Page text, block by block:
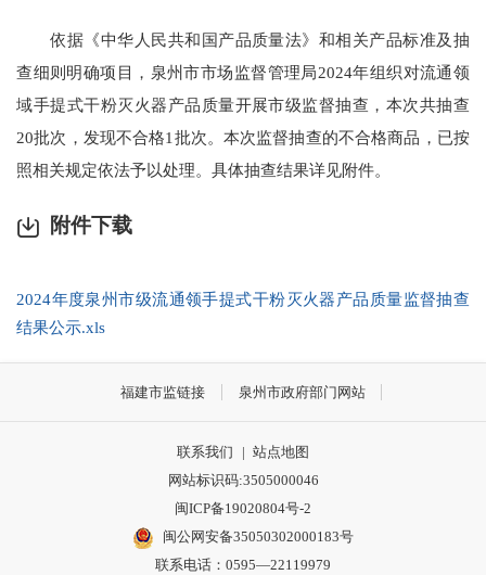
依据《中华人民共和国产品质量法》和相关产品标准及抽
查细则明确项目，泉州市市场监督管理局2024年组织对流通领
域手提式干粉灭火器产品质量开展市级监督抽查，本次共抽查
20批次，发现不合格1批次。本次监督抽查的不合格商品，已按
照相关规定依法予以处理。具体抽查结果详见附件。
附件下载
2024年度泉州市级流通领手提式干粉灭火器产品质量监督抽查
结果公示.xls
福建市监链接 泉州市政府部门网站
联系我们 | 站点地图
网站标识码:3505000046
闽ICP备19020804号-2
闽公网安备35050302000183号
联系电话：0595—22119979